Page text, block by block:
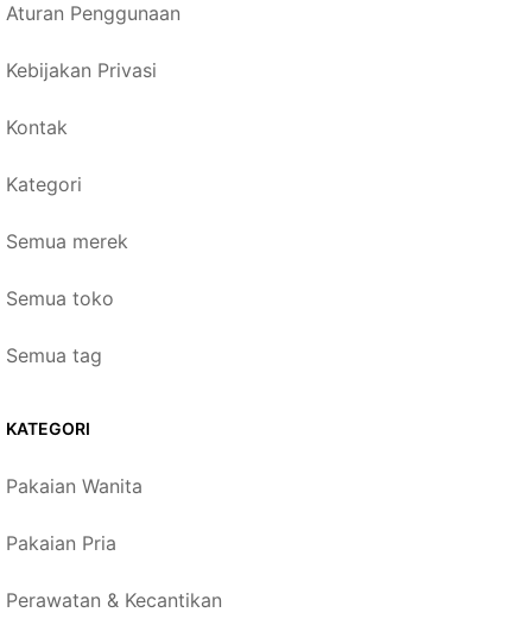
Aturan Penggunaan
Kebijakan Privasi
Kontak
Kategori
Semua merek
Semua toko
Semua tag
KATEGORI
Pakaian Wanita
Pakaian Pria
Perawatan & Kecantikan